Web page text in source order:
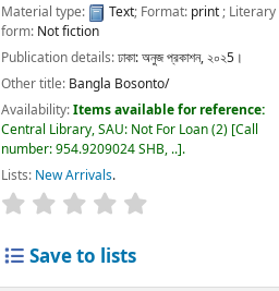
Material type: Text; Format: print; Literary
form: Not fiction
Publication details:ঢাকা:অনুজ প্রকাশন,২০২5।
Other title: Bangla Bosonto/
Availability:Items available for reference:
Central Library, SAU: Not For Loan(2) Call
number:954.9209024 SHB, .. .
Lists: New Arrivals.
Save to lists